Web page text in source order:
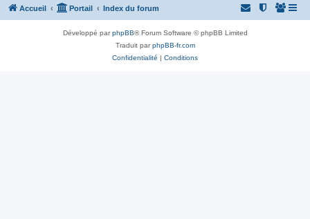
Accueil Portail Index du forum
Développé parphpBB® Forum Software © phpBB Limited
Traduit parphpBB-fr.com
Confidentialité | Conditions